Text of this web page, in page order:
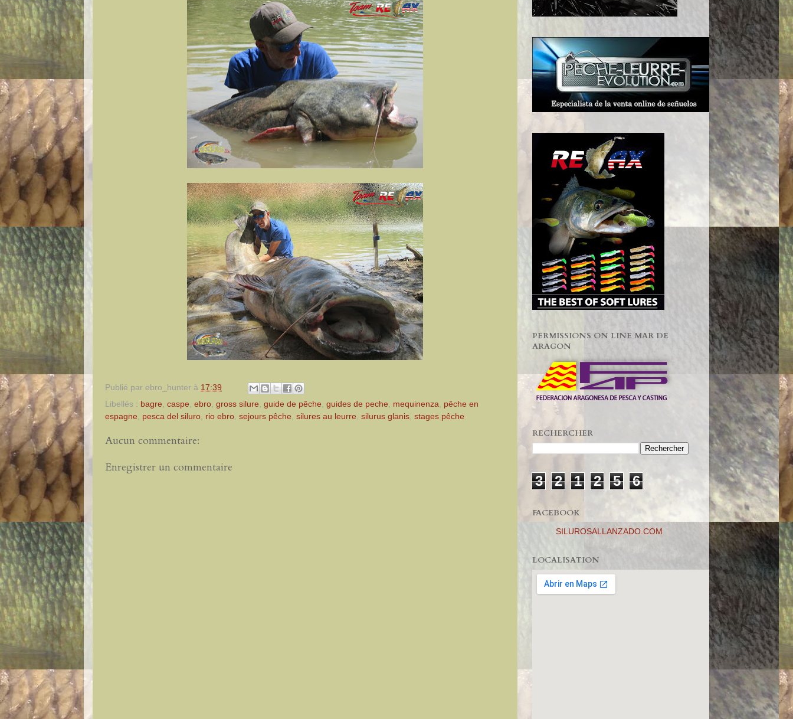
Publié par ebro_hunter à 17:39
Libellés : bagre, caspe, ebro, gross silure, guide de pêche, guides de peche, mequinenza, pêche en
espagne, pesca del siluro, rio ebro, sejours pêche, silures au leurre, silurus glanis, stages pêche
Aucun commentaire:
Enregistrer un commentaire
PERMISSIONS ON LINE MAR DE
ARAGON
RECHERCHER
3 2 1 2 5 6
FACEBOOK
SILUROSALLANZADO.COM
LOCALISATION